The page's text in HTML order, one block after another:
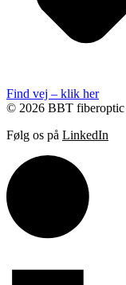
Find vej – klik her
© 2026 BBT fiberoptic
Følg os på LinkedIn